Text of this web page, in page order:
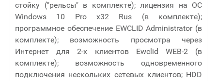
стойку ("рельсы" в комплекте); лицензия на ОС
Windows 10 Pro x32 Rus (в комплекте);
программное обеспечение EWCLID Administrator (в
комплекте); возможность просмотра через
Интернет для 2-х клиентов Ewclid WEB-2 (в
комплекте); возможность одновременного
подключения нескольких сетевых клиентов; HDD